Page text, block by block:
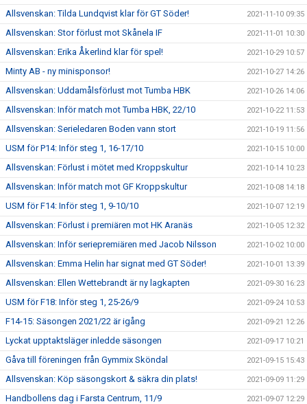
Allsvenskan: Tilda Lundqvist klar för GT Söder! 2021-11-10 09:35
Allsvenskan: Stor förlust mot Skånela IF 2021-11-01 10:30
Allsvenskan: Erika Åkerlind klar för spel! 2021-10-29 10:57
Minty AB - ny minisponsor! 2021-10-27 14:26
Allsvenskan: Uddamålsförlust mot Tumba HBK 2021-10-26 14:06
Allsvenskan: Inför match mot Tumba HBK, 22/10 2021-10-22 11:53
Allsvenskan: Serieledaren Boden vann stort 2021-10-19 11:56
USM för P14: Inför steg 1, 16-17/10 2021-10-15 10:00
Allsvenskan: Förlust i mötet med Kroppskultur 2021-10-14 10:23
Allsvenskan: Inför match mot GF Kroppskultur 2021-10-08 14:18
USM för F14: Inför steg 1, 9-10/10 2021-10-07 12:19
Allsvenskan: Förlust i premiären mot HK Aranäs 2021-10-05 12:32
Allsvenskan: Inför seriepremiären med Jacob Nilsson 2021-10-02 10:00
Allsvenskan: Emma Helin har signat med GT Söder! 2021-10-01 13:39
Allsvenskan: Ellen Wettebrandt är ny lagkapten 2021-09-30 16:23
USM för F18: Inför steg 1, 25-26/9 2021-09-24 10:53
F14-15: Säsongen 2021/22 är igång 2021-09-21 12:26
Lyckat upptaktsläger inledde säsongen 2021-09-17 10:21
Gåva till föreningen från Gymmix Sköndal 2021-09-15 15:43
Allsvenskan: Köp säsongskort & säkra din plats! 2021-09-09 11:29
Handbollens dag i Farsta Centrum, 11/9 2021-09-07 12:29